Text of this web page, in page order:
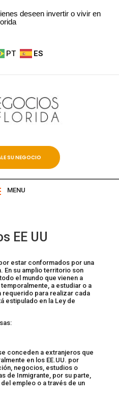
deseen invertir o vivir en
PT ES
SU NEGOCIO
MENU
EE UU
estar conformados por una
En su amplio territorio son
el mundo que vienen a
a estudiar o a
requerido para realizar cada
estipulado en la Ley de
conceden a extranjeros que
en los EE.UU. por
negocios, estudios o
de Inmigrante, por su parte,
empleo o a través de un